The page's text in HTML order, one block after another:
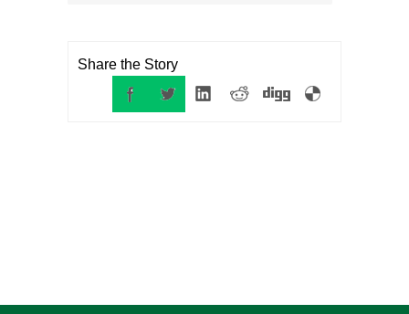
Share the Story